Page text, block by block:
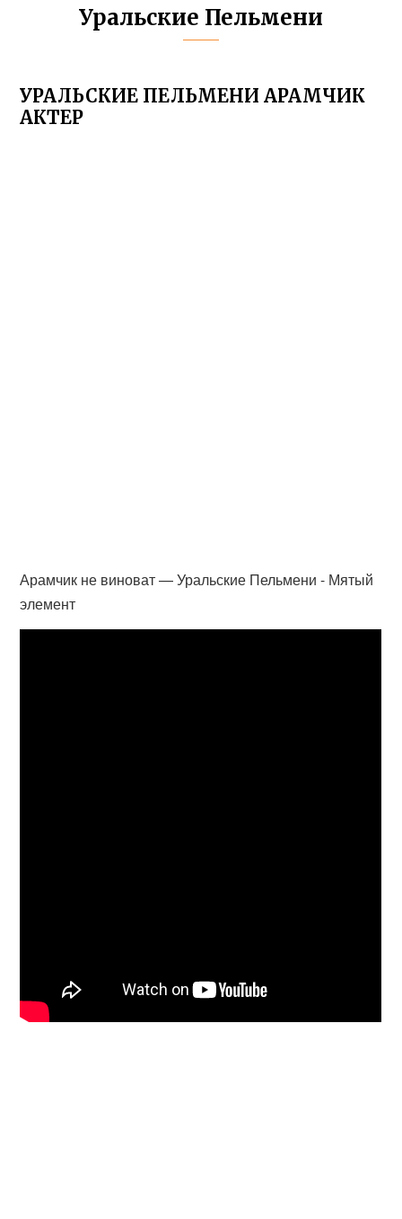
Уральские Пельмени
УРАЛЬСКИЕ ПЕЛЬМЕНИ АРАМЧИК
АКТЕР
Арамчик не виноват — Уральские Пельмени - Мятый
элемент